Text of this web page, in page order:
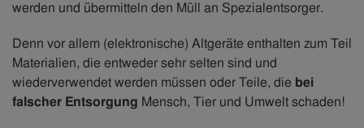
werden und übermitteln den Müll an Spezialentsorger.
Denn vor allem (elektronische) Altgeräte enthalten zum Teil
Materialien, die entweder sehr selten sind und
wiederverwendet werden müssen oder Teile, die bei
falscher Entsorgung Mensch, Tier und Umwelt schaden!